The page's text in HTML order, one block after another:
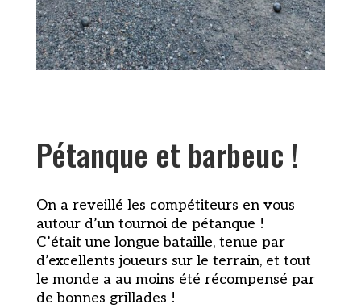
Pétanque et barbeuc !
On a reveillé les compétiteurs en vous
autour d’un tournoi de pétanque !
C’était une longue bataille, tenue par
d’excellents joueurs sur le terrain, et tout
le monde a au moins été récompensé par
de bonnes grillades !